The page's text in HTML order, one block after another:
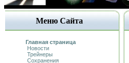
Меню Сайта
Главная страница
Новости
Трейнеры
Сохранения